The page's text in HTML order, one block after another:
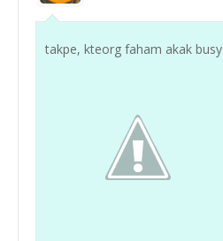
takpe, kteorg faham akak busy